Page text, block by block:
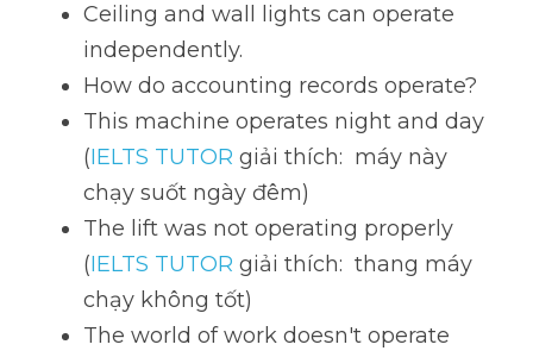
Ceiling and wall lights can operate
independently.
How do accounting records operate?
This machine operates night and day
(IELTS TUTOR giải thích:  máy này
chạy suốt ngày đêm)
The lift was not operating properly
(IELTS TUTOR giải thích:  thang máy
chạy không tốt)
The world of work doesn't operate